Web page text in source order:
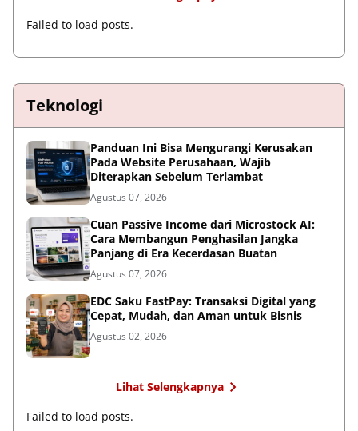
Failed to load posts.
Teknologi
Panduan Ini Bisa Mengurangi Kerusakan
Pada Website Perusahaan, Wajib
Diterapkan Sebelum Terlambat
Agustus 07, 2026
Cuan Passive Income dari Microstock AI:
Cara Membangun Penghasilan Jangka
Panjang di Era Kecerdasan Buatan
Agustus 07, 2026
EDC Saku FastPay: Transaksi Digital yang
Cepat, Mudah, dan Aman untuk Bisnis
Agustus 02, 2026
Lihat Selengkapnya
Failed to load posts.